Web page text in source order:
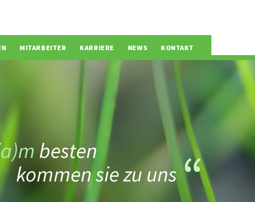
MITARBEITER KARRIERE NEWS KONTAKT
besten
kommen sie zu uns